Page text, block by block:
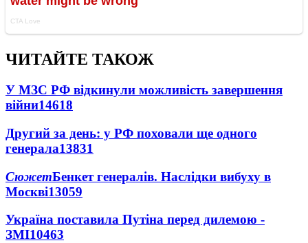
ЧИТАЙТЕ ТАКОЖ
У МЗС РФ відкинули можливість завершення
війни14618
Другий за день: у РФ поховали ще одного
генерала13831
СюжетБенкет генералів. Наслідки вибуху в
Москві13059
Україна поставила Путіна перед дилемою -
ЗМІ10463